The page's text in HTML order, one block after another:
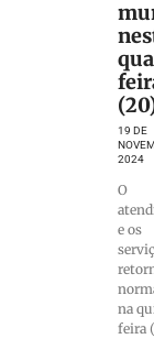
19 DE
2024
O
e os
na
feira